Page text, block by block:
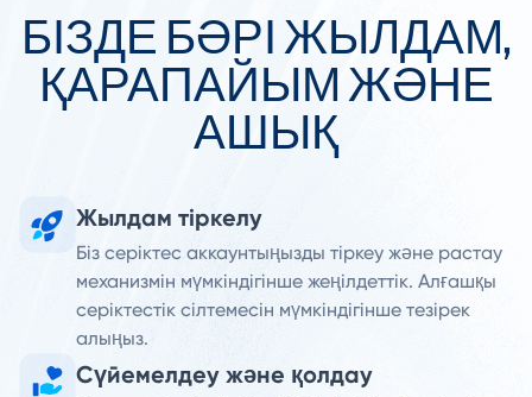
БІЗДЕ БӘРІ ЖЫЛДАМ,
ҚАРАПАЙЫМ ЖӘНЕ
АШЫҚ
Жылдам тіркелу
Біз серіктес аккаунтыңызды тіркеу және растау
механизмін мүмкіндігінше жеңілдеттік. Алғашқы
серіктестік сілтемесін мүмкіндігінше тезірек
алыңыз.
Сүйемелдеу және қолдау